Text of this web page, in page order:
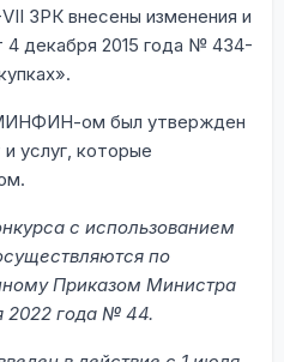
ЗРК внесены изменения и
4 декабря 2015 года № 434-
МИНФИН-ом был утвержден
услуг, которые
с использованием
по
Приказом Министра
2022 года № 44.